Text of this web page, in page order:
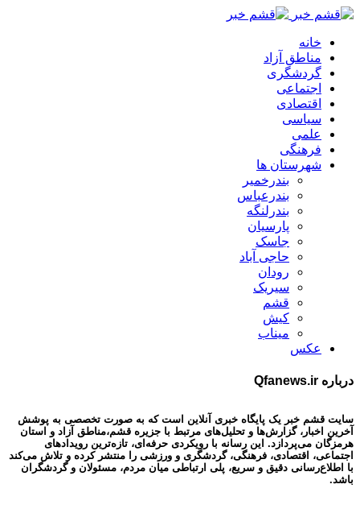
خانه
مناطق آزاد
گردشگری
اجتماعی
اقتصادی
سیاسی
علمی
فرهنگی
شهرستان ها
بندرخمیر
بندرعباس
بندرلنگه
پارسیان
جاسک
حاجی آباد
رودان
سیریک
قشم
کیش
میناب
عکس
درباره Qfanews.ir
سایت قشم خبر یک پایگاه خبری آنلاین است که به صورت تخصصی به پوشش
آخرین اخبار، گزارش‌ها و تحلیل‌های مرتبط با جزیره قشم،مناطق آزاد و استان
هرمزگان می‌پردازد. این رسانه با رویکردی حرفه‌ای، تازه‌ترین رویدادهای
اجتماعی، اقتصادی، فرهنگی، گردشگری و ورزشی را منتشر کرده و تلاش می‌کند
با اطلاع‌رسانی دقیق و سریع، پلی ارتباطی میان مردم، مسئولان و گردشگران
باشد.